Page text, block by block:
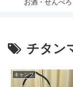
お酒・せんべ
チタン
キャンプ